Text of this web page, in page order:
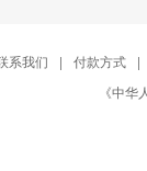
系我们 | 付款方式
|
《中